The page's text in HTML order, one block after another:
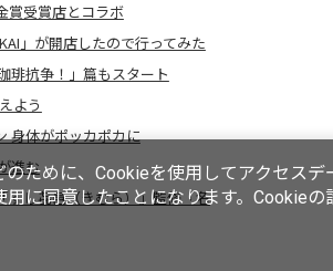
賞受賞店とコラボ
」が開店したので行ってみた
琲抗争！」篇もスタート
よう
身体がポッカポカに
進む
すし㐂邑（きむら）」監修「名
ために、Cookieを使用してアクセス
に同意したことになります。Cookie